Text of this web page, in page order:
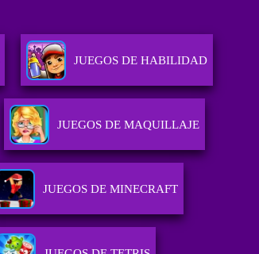
JUEGOS DE HABILIDAD
JUEGOS DE MAQUILLAJE
JUEGOS DE MINECRAFT